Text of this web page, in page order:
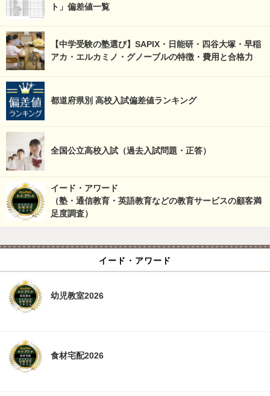
ト」偏差値一覧
【中学受験の塾選び】SAPIX・日能研・四谷大塚・早稲
アカ・エルカミノ・グノーブルの特徴・費用と合格力
都道府県別 高校入試偏差値ランキング
全国公立高校入試（過去入試問題・正答）
イード・アワード
（塾・通信教育・英語教育などの教育サービスの顧客満
足度調査）
イード・アワード
幼児教室2026
食材宅配2026